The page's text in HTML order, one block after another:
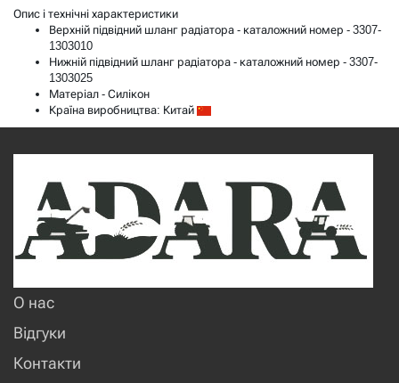
Опис і технічні характеристики
Верхній підвідний шланг радіатора - каталожний номер - 3307-
1303010
Нижній підвідний шланг радіатора - каталожний номер - 3307-
1303025
Матеріал - Силікон
Країна виробництва: Китай
О нас
Відгуки
Контакти